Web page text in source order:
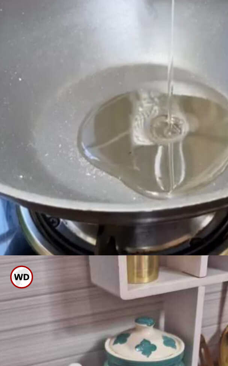
ಮೊದಲಿಗೆ ಬಾಣಲೆಗೆ ಸ್ವಲ್ಪವೇ ಕೊಬ್ಬರಿ
ಎಣ್ಣೆ ಹಾಕಿ ಬಿಸಿ ಮಾಡಿ